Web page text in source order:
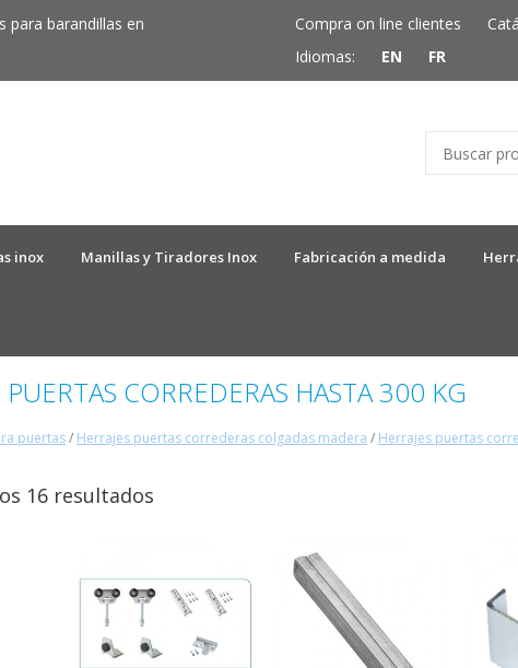
para barandillas en
Compra on line clientes
Idiomas:
EN FR
inox Manillas y Tiradores Inox Fabricación a medida
PUERTAS CORREDERAS HASTA 300 KG
puertas/ Herrajes puertas correderas colgadas madera / Herrajes puertas
16 resultados